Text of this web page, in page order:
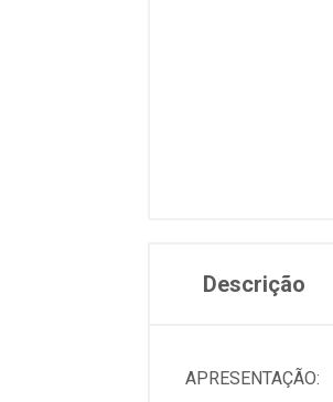
Descrição
APRESENTAÇÃO: